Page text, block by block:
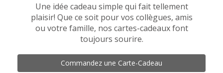
Une idée cadeau simple qui fait tellement
plaisir! Que ce soit pour vos collègues, amis
ou votre famille, nos cartes-cadeaux font
toujours sourire.
Commandez une Carte-Cadeau